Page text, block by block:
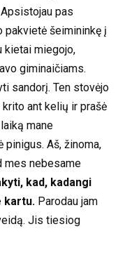
pas
pakvietė šeimininkę į
kietai miegojo,
giminaičiams.
sandorį. Ten stovėjo
ant kelių ir prašė
mane
pinigus. Aš, žinoma,
mes nebesame
kad, kadangi
kartu. Parodau jam
Jis tiesiog